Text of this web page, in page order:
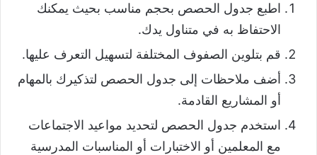
اطبع جدول الحصص بحجم مناسب بحيث يمكنك
الاحتفاظ به في متناول يدك.
قم بتلوين الصفوف المختلفة لتسهيل التعرف عليها.
أضف ملاحظات إلى جدول الحصص لتذكيرك بالمهام
أو المشاريع القادمة.
استخدم جدول الحصص لتحديد مواعيد الاجتماعات
مع المعلمين أو الاختبارات أو المناسبات المدرسية